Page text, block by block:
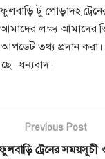
টু পোড়াদহ
লক্ষ্য আমাদের
আপডেট তথ্য প্রদান
ধন্যবাদ।
Previous Post
ট্রেনের সময়সূচী